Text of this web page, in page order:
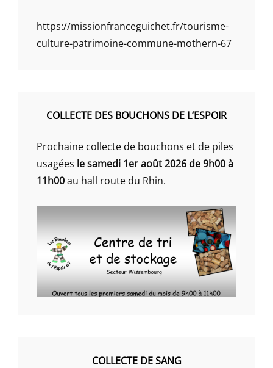
https://missionfranceguichet.fr/tourisme-
culture-patrimoine-commune-mothern-67
COLLECTE DES BOUCHONS DE L’ESPOIR
Prochaine collecte de bouchons et de piles
usagées le samedi 1er août 2026 de 9h00 à
11h00au hall route du Rhin.
COLLECTE DE SANG